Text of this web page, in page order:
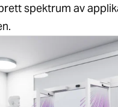
spektrum av